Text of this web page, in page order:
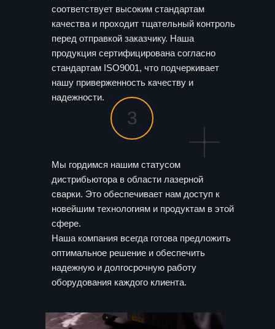
соответствует высоким стандартам
качества и проходит тщательный контроль
перед отправкой заказчику. Наша
продукция сертифицирована согласно
стандартам ISO9001, что подчеркивает
нашу приверженность качеству и
надежности.
Мы гордимся нашим статусом
дистрибьютора в области лазерной
сварки. Это обеспечивает нам доступ к
новейшим технологиям и продуктам в этой
сфере.
Наша компания всегда готова предложить
оптимальное решение и обеспечить
надежную и долгосрочную работу
оборудования каждого клиента.
3